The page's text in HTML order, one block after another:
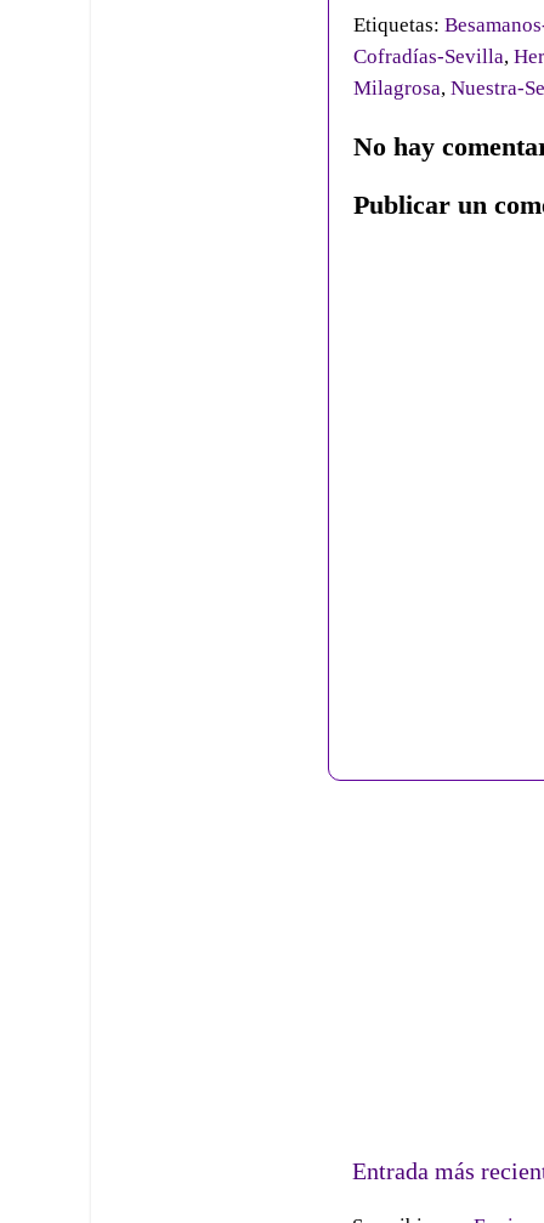
Etiquetas:
Cofradías-Sevilla,
Milagrosa, Nuestra-
No hay
Publicar un
Entrada más